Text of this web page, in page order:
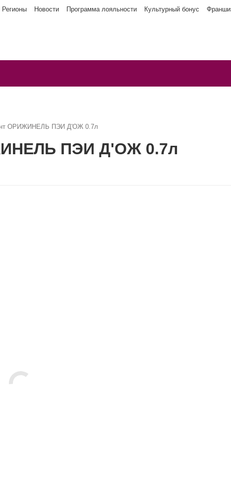
Регионы Новости Программа лояльности Культурный бонус
ОРИЖИНЕЛЬ ПЭИ Д'ОЖ 0.7л
ПЭИ Д'ОЖ 0.7л